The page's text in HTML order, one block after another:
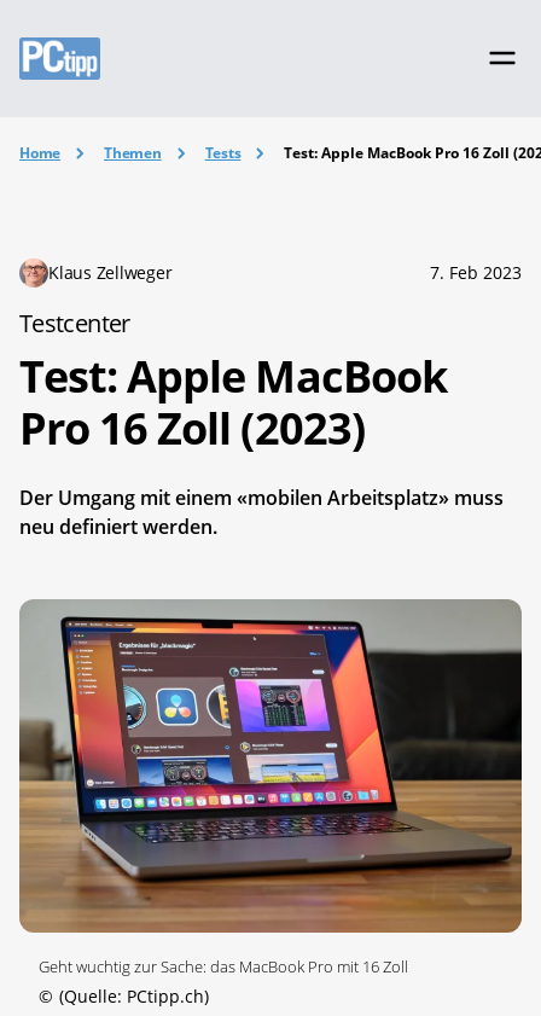
Home Themen Tests Test: Apple MacBook Pro 16 Zoll
Klaus Zellweger 7. Feb 2023
Testcenter
Test: Apple MacBook
Pro 16 Zoll (2023)
Der Umgang mit einem «mobilen Arbeitsplatz» muss
neu definiert werden.
Geht wuchtig zur Sache: das MacBook Pro mit 16 Zoll
© (Quelle: PCtipp.ch)